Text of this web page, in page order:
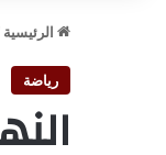
الرئيسية
رياضة